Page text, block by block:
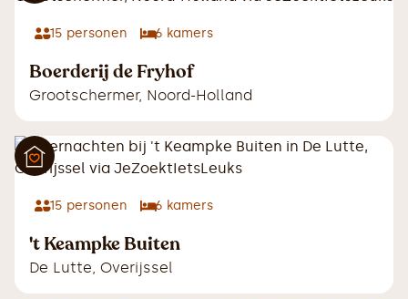
15 personen 6 kamers
Boerderij de Fryhof
Grootschermer, Noord-Holland
15 personen 6 kamers
't Keampke Buiten
De Lutte, Overijssel